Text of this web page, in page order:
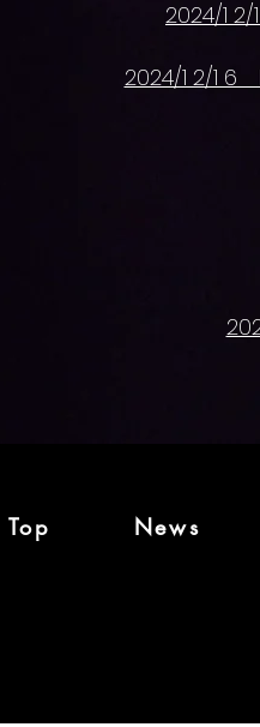
2024/1
2024/1 2/1 6
Top News